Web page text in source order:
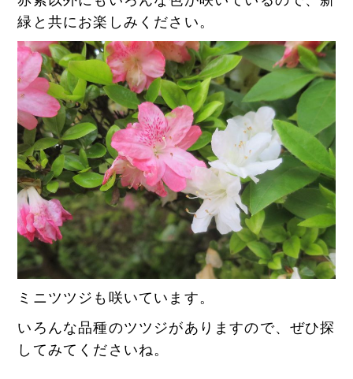
緑と共にお楽しみください。
ミニツツジも咲いています。
いろんな品種のツツジがありますので、ぜひ探
してみてくださいね。